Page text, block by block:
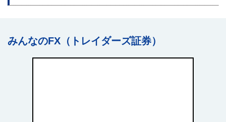
みんなのFX（トレイダーズ証券）